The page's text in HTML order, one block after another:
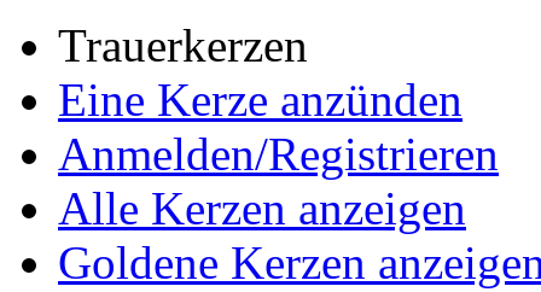
Trauerkerzen
Eine Kerze anzünden
Anmelden/Registrieren
Alle Kerzen anzeigen
Goldene Kerzen